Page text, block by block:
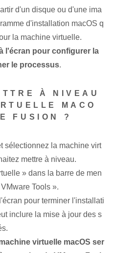
d'un disque ou d'une ima
d'installation macOS q
la machine virtuelle.
l'écran pour configurer la
le processus.
À NIVEAU
MACO
FUSION ?
sélectionnez la machine virt
mettre à niveau.
» dans la barre de men
Tools ».
pour terminer l'installati
inclure la mise à jour des s
virtuelle macOS ser